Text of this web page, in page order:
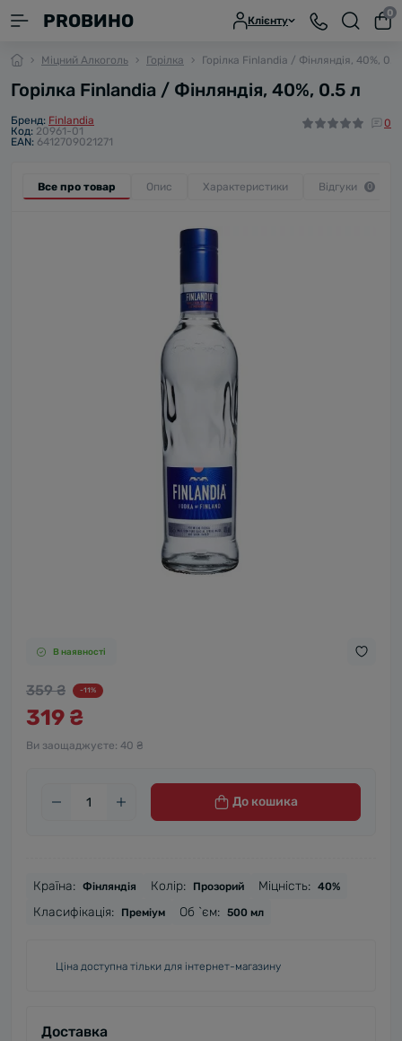
PROВИНО Клієнту
0
Міцний Алкоголь Горілка Горілка Finlandia / Фінляндія, 40%, 0.5
Горілка Finlandia / Фінляндія, 40%, 0.5 л
Бренд: Finlandia
Код: 20961-01
EAN: 6412709021271
0
Все про товар Опис Характеристики Відгуки 0
В наявності
359 ₴ -11%
319 ₴
Ви заощаджуєте: 40 ₴
До кошика
Країна: Фінляндія Колір: Прозорий Міцність: 40%
Класифікація: Преміум Об `єм: 500 мл
Ціна доступна тільки для інтернет-магазину
Доставка